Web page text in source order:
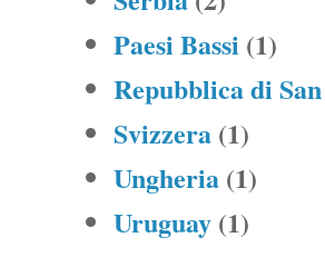
Paesi Bassi (1)
Repubblica di
Svizzera (1)
Ungheria (1)
Uruguay (1)